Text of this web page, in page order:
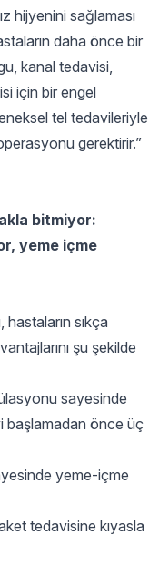
hijyenini sağlaması
daha önce bir
kanal tedavisi,
için bir engel
tel tedavileriyle
gerektirir.”
bitmiyor:
yeme içme
hastaların sıkça
şu şekilde
sayesinde
başlamadan önce üç
yeme-içme
tedavisine kıyasla